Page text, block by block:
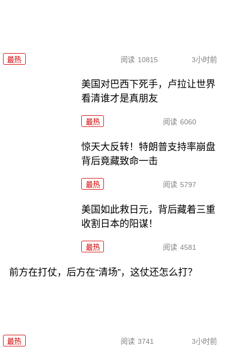
最热 阅读 10815 3小时前
美国对巴西下死手，卢拉让世界
看清谁才是真朋友
最热 阅读 6060
惊天大反转！特朗普支持率崩盘
背后竟藏致命一击
最热 阅读 5797
美国如此救日元，背后藏着三重
收割日本的阳谋！
最热 阅读 4581
前方在打仗，后方在“清场”，这仗还怎么打？
最热 阅读 3741 3小时前